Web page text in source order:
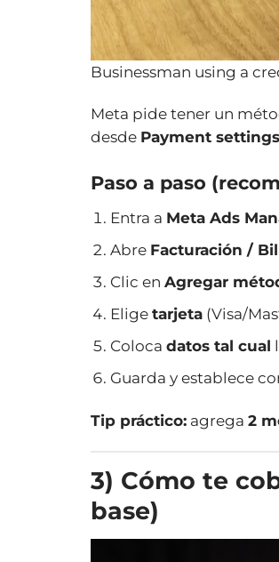
Businessman using a
Meta pide tener un
desde Payment settings
Paso a paso
Entra a Meta Ads
Abre Facturación /
Clic en Agregar
Elige tarjeta(Visa/
Coloca datos tal cual
Guarda y establece
Tip práctico: agrega 2
3) Cómo te
base)